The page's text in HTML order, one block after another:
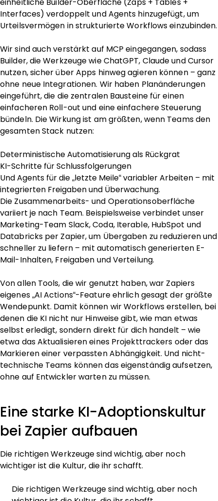
einheitliche Builder-Oberfläche (Zaps + Tables +
Interfaces) verdoppelt und Agents hinzugefügt, um
Urteilsvermögen in strukturierte Workflows einzubinden.
Wir sind auch verstärkt auf MCP eingegangen, sodass
Builder, die Werkzeuge wie ChatGPT, Claude und Cursor
nutzen, sicher über Apps hinweg agieren können – ganz
ohne neue Integrationen. Wir haben Planänderungen
eingeführt, die die zentralen Bausteine für einen
einfacheren Roll-out und eine einfachere Steuerung
bündeln. Die Wirkung ist am größten, wenn Teams den
gesamten Stack nutzen:
Deterministische Automatisierung als Rückgrat
KI-Schritte für Schlussfolgerungen
Und Agents für die „letzte Meile“ variabler Arbeiten – mit
integrierten Freigaben und Überwachung.
Die Zusammenarbeits- und Operationsoberfläche
variiert je nach Team. Beispielsweise verbindet unser
Marketing-Team Slack, Coda, Iterable, HubSpot und
Databricks per Zapier, um Übergaben zu reduzieren und
schneller zu liefern – mit automatisch generierten E-
Mail-Inhalten, Freigaben und Verteilung.
Von allen Tools, die wir genutzt haben, war Zapiers
eigenes „AI Actions“-Feature ehrlich gesagt der größte
Wendepunkt. Damit können wir Workflows erstellen, bei
denen die KI nicht nur Hinweise gibt, wie man etwas
selbst erledigt, sondern direkt für dich handelt – wie
etwa das Aktualisieren eines Projekttrackers oder das
Markieren einer verpassten Abhängigkeit. Und nicht-
technische Teams können das eigenständig aufsetzen,
ohne auf Entwickler warten zu müssen.
Eine starke KI-Adoptionskultur
bei Zapier aufbauen
Die richtigen Werkzeuge sind wichtig, aber noch
wichtiger ist die Kultur, die ihr schafft.
Die richtigen Werkzeuge sind wichtig, aber noch